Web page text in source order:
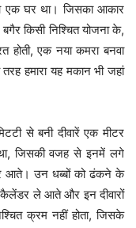
एक घर था। जिसका आकार
किसी निश्चित योजना के,
होती, एक नया कमरा बनवा
हमारा यह मकान भी जहां
से बनी दीवारें एक मीटर
जिसकी वजह से इनमें लगे
आते। उन धब्बों को ढंकने के
कैलेंडर ले आते और इन दीवारों
क्रम नहीं होता, जिसके